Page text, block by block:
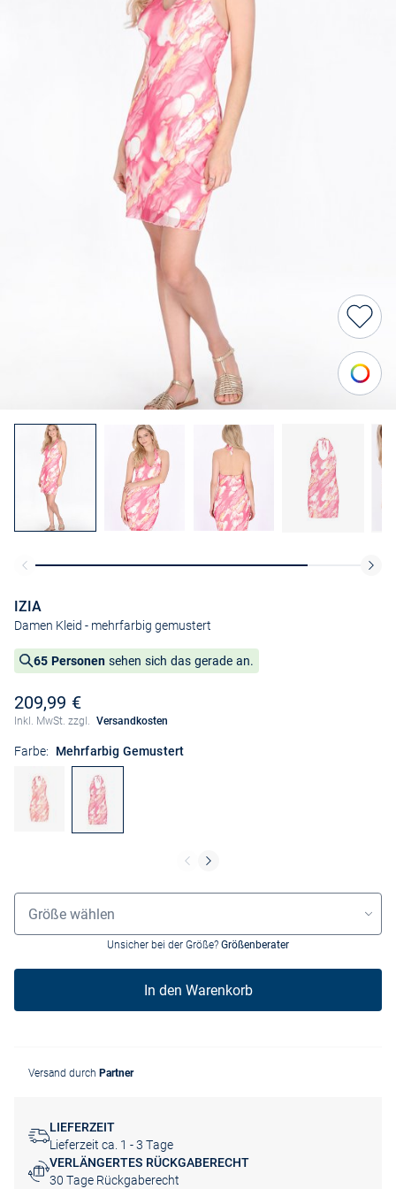
IZIA
Damen Kleid - mehrfarbig gemustert
65 Personen sehen sich das gerade an.
209,99 €
Inkl. MwSt. zzgl. Versandkosten
Farbe: Mehrfarbig Gemustert
Größenauswahl
Größe wählen
Unsicher bei der Größe? Größenberater
In den Warenkorb
Versand durch Partner
LIEFERZEIT
Lieferzeit ca. 1 - 3 Tage
VERLÄNGERTES RÜCKGABERECHT
30 Tage Rückgaberecht